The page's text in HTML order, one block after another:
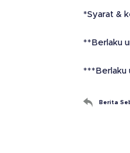
*Syarat &
**Berlaku
***Berlaku
Berita